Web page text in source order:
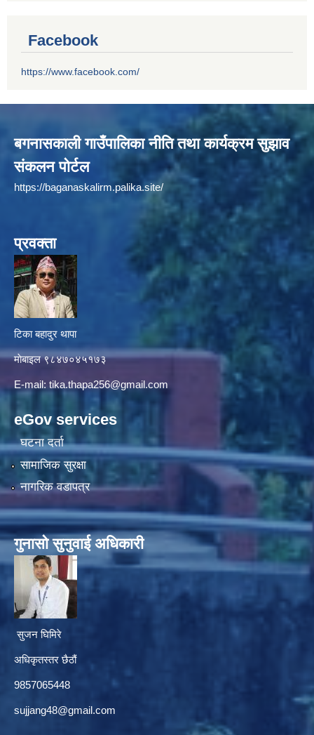
Facebook
https://www.facebook.com/
बगनासकाली गाउँपालिका नीति तथा कार्यक्रम सुझाव
संकलन पोर्टल
https://baganaskalirm.palika.site/
प्रवक्ता
टिका बहादुर थापा
माे‍बाइल ९८४७०४५१७३
E-mail: tika.thapa256@gmail.com
eGov services
घटना दर्ता
सामाजिक सुरक्षा
नागरिक वडापत्र
गुनासाे सुनुवाई अधिकारी
सुजन घिमिरे
अधिकृतस्तर छैठौं‌
9857065448
sujjang48@gmail.com